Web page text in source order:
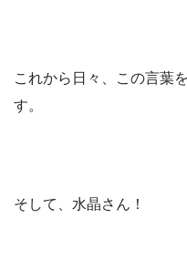
これから日々、この言葉
す。
そして、水晶さん！